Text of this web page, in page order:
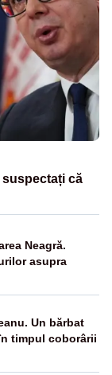
că
Neagră.
asupra
Un bărbat
timpul coborârii